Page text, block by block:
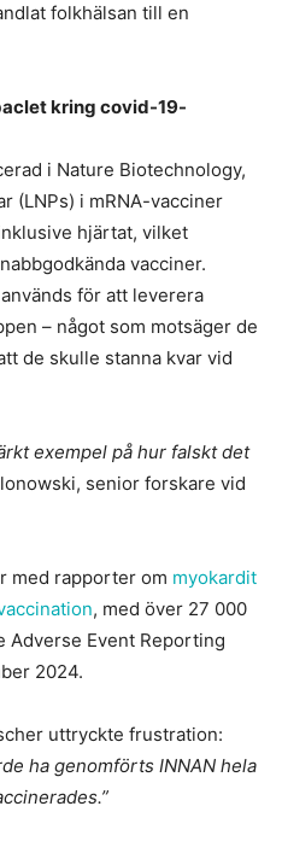
folkhälsan till en
kring covid-19-
i Nature Biotechnology,
(LNPs) i mRNA-vacciner
hjärtat, vilket
vacciner.
för att leverera
– något som motsäger de
de skulle stanna kvar vid
exempel på hur falskt det
senior forskare vid
med rapporter om myokardit
, med över 27 000
Adverse Event Reporting
2024.
uttryckte frustration:
ha genomförts INNAN hela